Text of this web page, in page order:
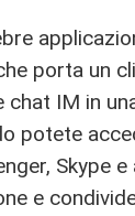
porta un
chat IM in
potete
Skype
e